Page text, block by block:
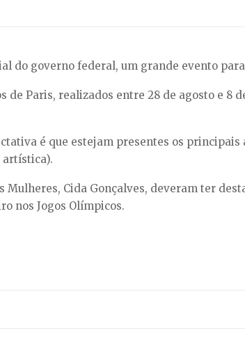
do governo federal, um grande evento
de Paris, realizados entre 28 de agosto e 8
é que estejam presentes os
artística).
Cida Gonçalves, deveram ter
nos Jogos Olímpicos.